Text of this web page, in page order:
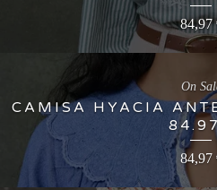
84,97
CAMISA HYACIA
84,97
On